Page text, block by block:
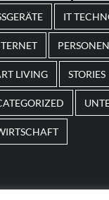
IT
PERSONEN
LIVING STORIES